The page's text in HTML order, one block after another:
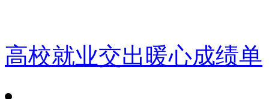
高校就业交出暖心成绩单